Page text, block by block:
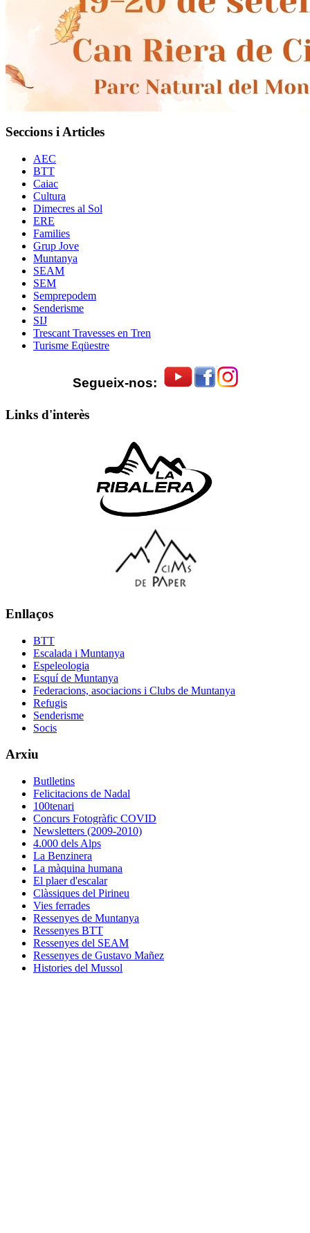
Seccions i Articles
AEC
BTT
Caiac
Cultura
Dimecres al Sol
ERE
Families
Grup Jove
Muntanya
SEAM
SEM
Semprepodem
Senderisme
SIJ
Trescant Travesses en Tren
Turisme Eqüestre
Segueix-nos:
Links d'interès
Enllaços
BTT
Escalada i Muntanya
Espeleologia
Esquí de Muntanya
Federacions, asociacions i Clubs de Muntanya
Refugis
Senderisme
Socis
Arxiu
Butlletins
Felicitacions de Nadal
100tenari
Concurs Fotogràfic COVID
Newsletters (2009-2010)
4.000 dels Alps
La Benzinera
La màquina humana
El plaer d'escalar
Clàssiques del Pirineu
Vies ferrades
Ressenyes de Muntanya
Ressenyes BTT
Ressenyes del SEAM
Ressenyes de Gustavo Mañez
Histories del Mussol